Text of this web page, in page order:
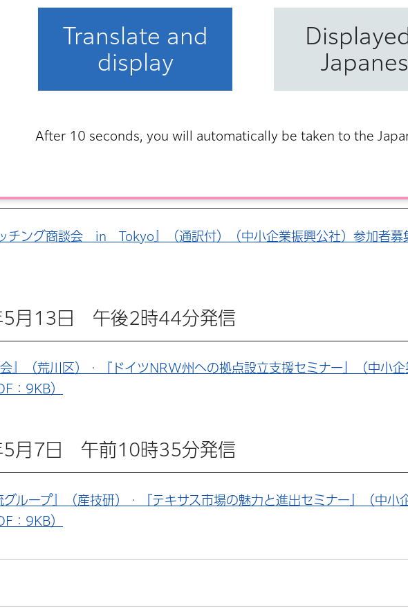
Translate and
display
After 10 seconds, you will automatically be taken to the
4日 午後3時31分発信
援事業』（中小企業振興公社）のご案内（PDF：6KB）
20日 午前9時12分発信
ング商談会 in Tokyo』（通訳付）（中小企業振興公社）参加者募
月13日 午後2時44分発信
』（荒川区）・『ドイツNRW州への拠点設立支援セミナー』（中小
：9KB）
月7日 午前10時35分発信
ループ』（産技研）・『テキサス市場の魅力と進出セミナー』（中小
：9KB）